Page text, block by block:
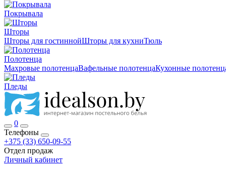
Покрывала
Шторы
Шторы для гостиннойШторы для кухниТюль
Полотенца
Махровые полотенцаВафельные полотенцаКухонные
Пледы
0
Телефоны
+375 (33) 650-09-55
Отдел продаж
Личный кабинет